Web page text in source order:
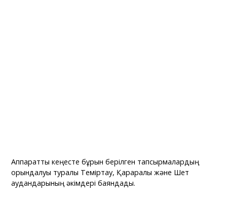
Аппараттық кеңесте бұрын берілген тапсырмалардың
орындалуы туралы Теміртау, Қарқаралы және Шет
аудандарының әкімдері баяндады.